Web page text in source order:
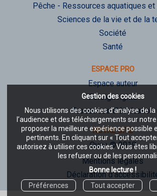
Gestion des cookies
Nous utilisons des cookies d’analyse de
l’audience et des téléchargements sur
proposer la meilleure expérience possible
pertinents. En cliquant sur « Tout
autorisez à utiliser ces cookies. Vous êtes
les refuser ou de les
Bonne lecture !
Préférences
Tout accepter
Pêche - Ressources aquatiques et
Sciences de la vie et de la
Société
Santé
ESPACE PRO
Espace auteur
Foreign rights
Processus d'évaluation
NOTRE SITE
Quae © 2019
Mentions légales
Déclaration